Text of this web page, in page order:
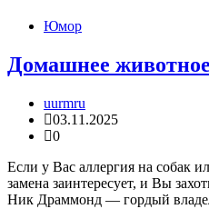
Юмор
Домашнее
uurmru
03.11.2025
0
Если у Вас аллергия на собак
замена заинтересует, и Вы
Ник Драммонд — гордый